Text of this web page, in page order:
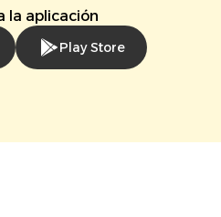
la aplicación
Play Store